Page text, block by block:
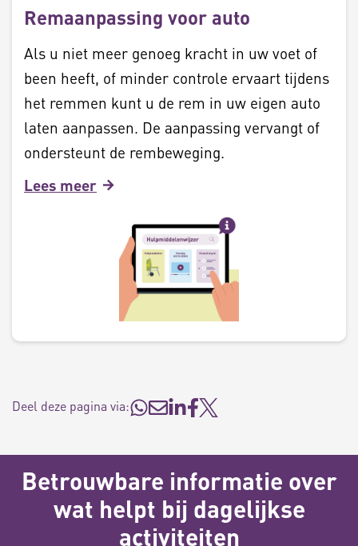
Remaanpassing voor auto
Als u niet meer genoeg kracht in uw voet of
been heeft, of minder controle ervaart tijdens
het remmen kunt u de rem in uw eigen auto
laten aanpassen. De aanpassing vervangt of
ondersteunt de rembeweging.
Lees meer
Deel deze pagina via:
Betrouwbare informatie over
wat helpt bij dagelijkse
activiteiten